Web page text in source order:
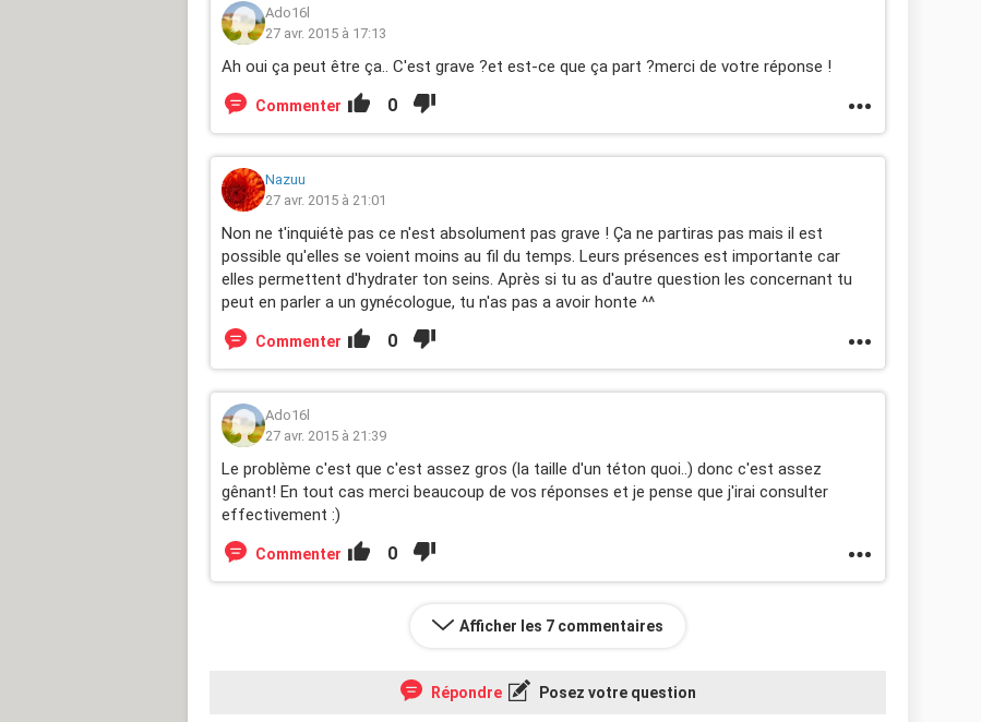
Ado16l
27 avr. 2015 à 17:13
Ah oui ça peut être ça.. C'est grave ?et est-ce que ça part ?merci de votre réponse !
Commenter 0
Nazuu
27 avr. 2015 à 21:01
Non ne t'inquiétè pas ce n'est absolument pas grave ! Ça ne partiras pas mais il est
possible qu'elles se voient moins au fil du temps. Leurs présences est importante car
elles permettent d'hydrater ton seins. Après si tu as d'autre question les concernant tu
peut en parler a un gynécologue, tu n'as pas a avoir honte ^^
Commenter 0
Ado16l
27 avr. 2015 à 21:39
Le problème c'est que c'est assez gros (la taille d'un téton quoi..) donc c'est assez
gênant! En tout cas merci beaucoup de vos réponses et je pense que j'irai consulter
effectivement :)
Commenter 0
Afficher les 7 commentaires
Répondre Posez votre question